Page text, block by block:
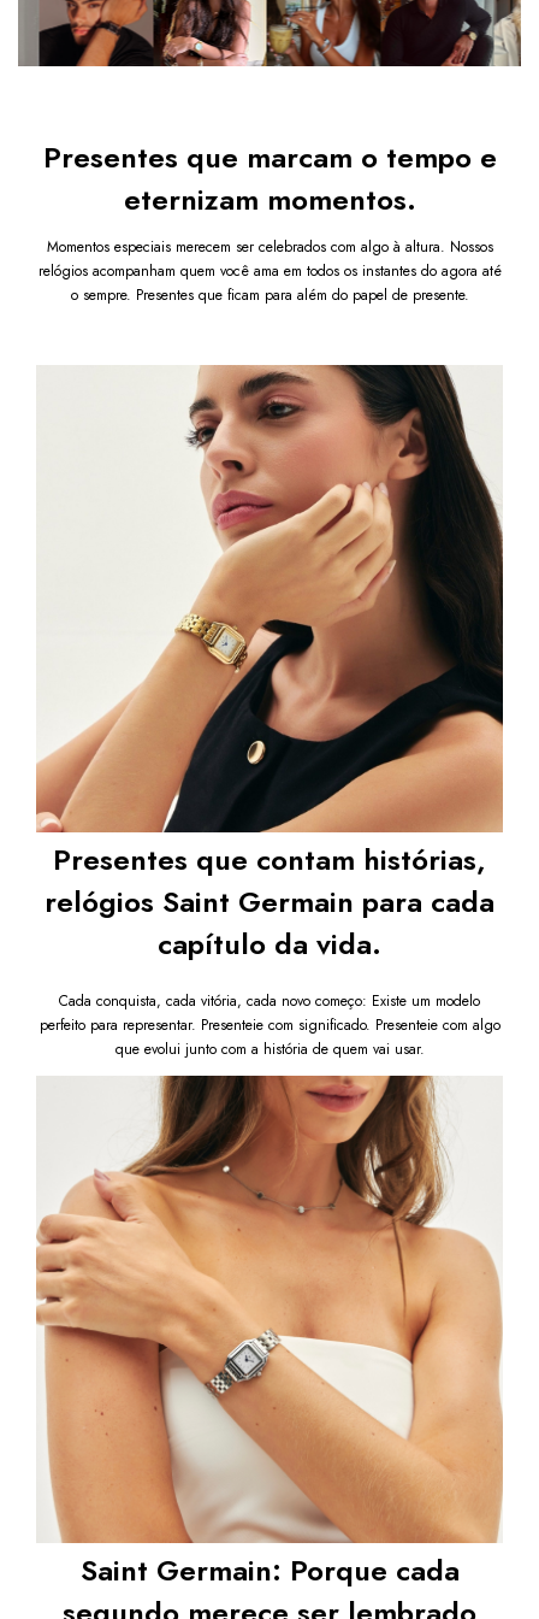
$259.80
$129.90
Presentes que marcam o tempo e
eternizam momentos.
Momentos especiais merecem ser celebrados com algo à altura. Nossos
relógios acompanham quem você ama em todos os instantes do agora até
o sempre. Presentes que ficam para além do papel de presente.
Presentes que contam histórias,
relógios Saint Germain para cada
capítulo da vida.
Cada conquista, cada vitória, cada novo começo: Existe um modelo
perfeito para representar. Presenteie com significado. Presenteie com algo
que evolui junto com a história de quem vai usar.
Saint Germain: Porque cada